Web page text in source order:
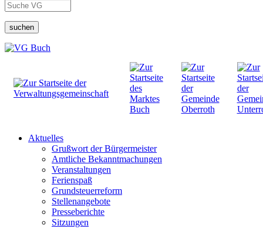
suchen
Aktuelles
Grußwort der Bürgermeister
Amtliche Bekanntmachungen
Veranstaltungen
Ferienspaß
Grundsteuerreform
Stellenangebote
Presseberichte
Sitzungen